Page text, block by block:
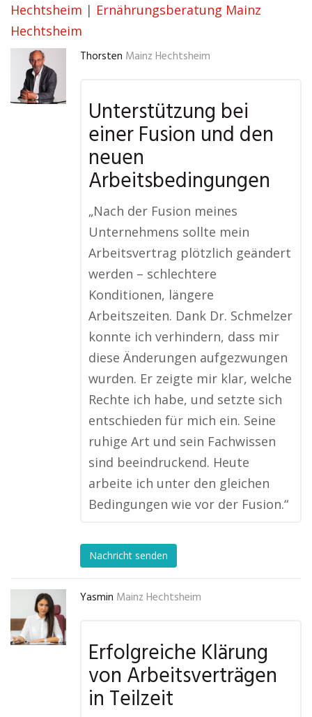
Hechtsheim | Ernährungsberatung Mainz
Hechtsheim
Thorsten Mainz Hechtsheim
Unterstützung bei
einer Fusion und den
neuen
Arbeitsbedingungen
„Nach der Fusion meines
Unternehmens sollte mein
Arbeitsvertrag plötzlich geändert
werden – schlechtere
Konditionen, längere
Arbeitszeiten. Dank Dr. Schmelzer
konnte ich verhindern, dass mir
diese Änderungen aufgezwungen
wurden. Er zeigte mir klar, welche
Rechte ich habe, und setzte sich
entschieden für mich ein. Seine
ruhige Art und sein Fachwissen
sind beeindruckend. Heute
arbeite ich unter den gleichen
Bedingungen wie vor der Fusion.“
Nachricht senden
Yasmin Mainz Hechtsheim
Erfolgreiche Klärung
von Arbeitsverträgen
in Teilzeit